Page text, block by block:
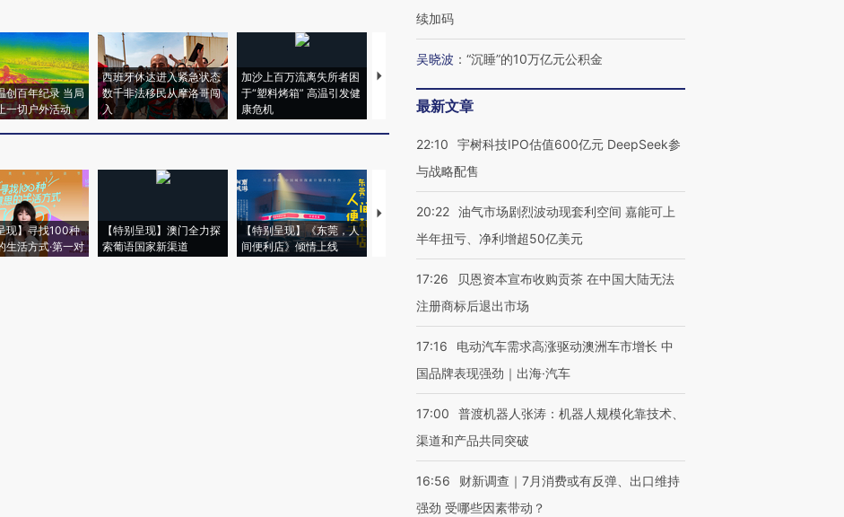
创百年纪录 当局
一切户外活动
西班牙休达进入紧急状态
数千非法移民从摩洛哥闯
入
加沙上百万流离失所者困
于“塑料烤箱” 高温引发健
康危机
视线｜HYROX的吸金
术：是什么让中产们甘
心“花钱找虐”？
粒摇头丸 尿检体内含3种
度Z世代 用街头抗争将教
现】寻找100种
生活方式·第一对
【特别呈现】澳门全力探
索葡语国家新渠道
【特别呈现】《东莞，人
间便利店》倾情上线
【推广】走进第四届链博
会，让数智科技“链”接产
【特别呈现】寻找100种
有意思的生活方式·第三对
【商旅对话】华住集团
续加码
吴晓波 ： “沉睡”的10万亿元公积金
最新文章
22:10
宇树科技IPO估值600亿元 DeepSeek参
与战略配售
20:22 油气市场剧烈波动现套利空间 嘉能可上
半年扭亏、净利增超50亿美元
17:26
贝恩资本宣布收购贡茶 在中国大陆无法
注册商标后退出市场
17:16
电动汽车需求高涨驱动澳洲车市增长 中
国品牌表现强劲｜出海·汽车
17:00
普渡机器人张涛：机器人规模化靠技术、
渠道和产品共同突破
16:56
财新调查｜7月消费或有反弹、出口维持
强劲 受哪些因素带动？